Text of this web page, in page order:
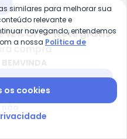
- Camiseta (Branca)
12% OFF + frete grátis
compra
similares para melhorar sua
relevante e
navegando, entendemos
a nossa Política de
cookies